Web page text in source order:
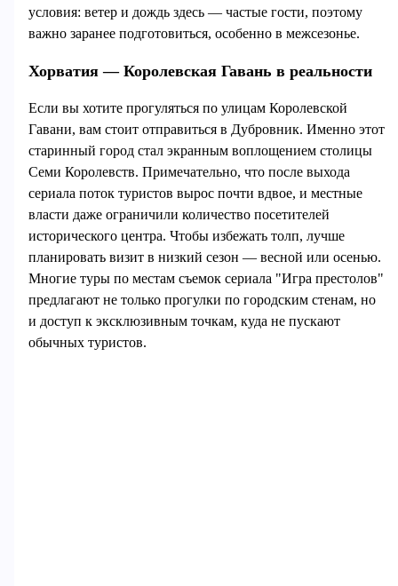
условия: ветер и дождь здесь — частые гости, поэтому
важно заранее подготовиться, особенно в межсезонье.
Хорватия — Королевская Гавань в реальности
Если вы хотите прогуляться по улицам Королевской
Гавани, вам стоит отправиться в Дубровник. Именно этот
старинный город стал экранным воплощением столицы
Семи Королевств. Примечательно, что после выхода
сериала поток туристов вырос почти вдвое, и местные
власти даже ограничили количество посетителей
исторического центра. Чтобы избежать толп, лучше
планировать визит в низкий сезон — весной или осенью.
Многие туры по местам съемок сериала "Игра престолов"
предлагают не только прогулки по городским стенам, но
и доступ к эксклюзивным точкам, куда не пускают
обычных туристов.